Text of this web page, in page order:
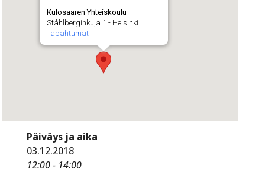
Kulosaaren Yhteiskoulu
Ståhlberginkuja 1 - Helsinki
Tapahtumat
Päiväys ja aika
03.12.2018
12:00 - 14:00